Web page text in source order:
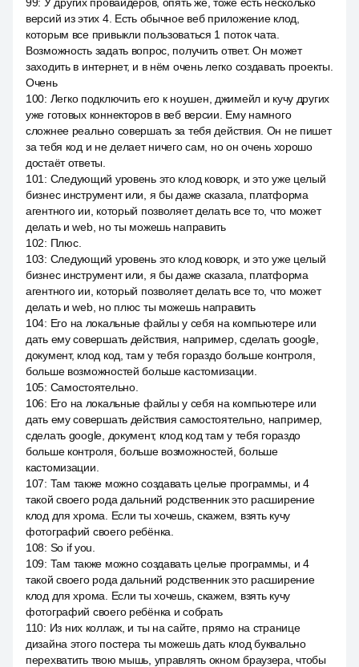
версий из этих 4. Есть обычное веб приложение клод,
которым все привыкли пользоваться 1 поток чата.
Возможность задать вопрос, получить ответ. Он может
заходить в интернет, и в нём очень легко создавать проекты.
Очень
100: Легко подключить его к ноушен, джимейл и кучу других
уже готовых коннекторов в веб версии. Ему намного
сложнее реально совершать за тебя действия. Он не пишет
за тебя код и не делает ничего сам, но он очень хорошо
достаёт ответы.
101 : Следующий уровень это клод коворк, и это уже целый
бизнес инструмент или, я бы даже сказала, платформа
агентного ии, который позволяет делать все то, что может
делать и web, но ты можешь направить
102: Плюс.
103: Следующий уровень это клод коворк, и это уже целый
бизнес инструмент или, я бы даже сказала, платформа
агентного ии, который позволяет делать все то, что может
делать и web, но плюс ты можешь направить
104: Его на локальные файлы у себя на компьютере или
дать ему совершать действия, например, сделать google,
документ, клод код, там у тебя гораздо больше контроля,
больше возможностей больше кастомизации.
105: Самостоятельно.
106: Его на локальные файлы у себя на компьютере или
дать ему совершать действия самостоятельно, например,
сделать google, документ, клод код там у тебя гораздо
больше контроля, больше возможностей, больше
кастомизации.
107: Там также можно создавать целые программы, и 4
такой своего рода дальний родственник это расширение
клод для хрома. Если ты хочешь, скажем, взять кучу
фотографий своего ребёнка.
108: So if you.
109: Там также можно создавать целые программы, и 4
такой своего рода дальний родственник это расширение
клод для хрома. Если ты хочешь, скажем, взять кучу
фотографий своего ребёнка и собрать
110: Из них коллаж, и ты на сайте, прямо на странице
дизайна этого постера ты можешь дать клод буквально
перехватить твою мышь, управлять окном браузера, чтобы